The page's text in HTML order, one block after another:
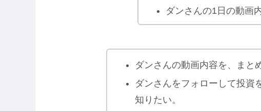
ダンさんの1日の動画
ダンさんの動画内容を、まと
ダンさんをフォローして投資
知りたい。